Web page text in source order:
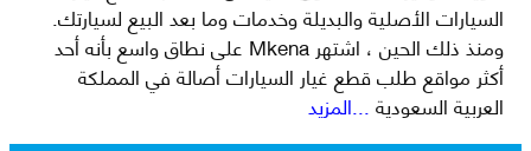
السيارات الأصلية والبديلة وخدمات وما بعد البيع لسيارتك.
ومنذ ذلك الحين ، اشتهر Mkena على نطاق واسع بأنه أحد
أكثر مواقع طلب قطع غيار السيارات أصالة في المملكة
العربية السعودية...المزيد